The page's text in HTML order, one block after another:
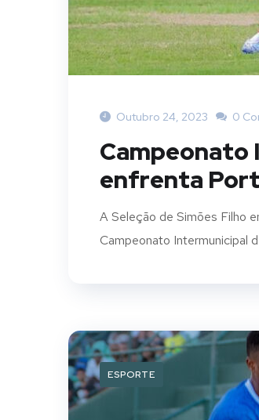
Outubro 24, 2023 0
Campeonato
enfrenta
A Seleção de Simões Filho
Campeonato Intermunicipal
ESPORTE